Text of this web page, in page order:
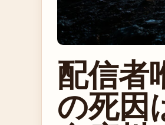
配信者
の死因